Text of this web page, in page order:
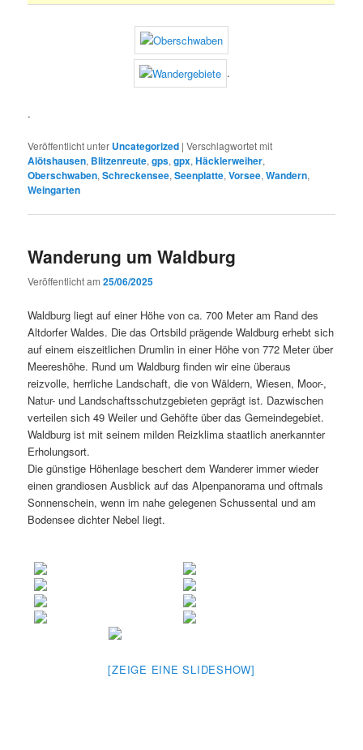
.
.
Veröffentlicht unter Uncategorized |Verschlagwortet mit
Alötshausen, Blitzenreute,gps,gpx,Häcklerweiher,
Oberschwaben,Schreckensee,Seenplatte,Vorsee,Wandern,
Weingarten
Wanderung um Waldburg
Veröffentlicht am25/06/2025
Waldburg liegt auf einer Höhe von ca. 700 Meter am Rand des
Altdorfer Waldes. Die das Ortsbild prägende Waldburg erhebt sich
auf einem eiszeitlichen Drumlin in einer Höhe von 772 Meter über
Meereshöhe. Rund um Waldburg finden wir eine überaus
reizvolle, herrliche Landschaft, die von Wäldern, Wiesen, Moor-,
Natur- und Landschaftsschutzgebieten geprägt ist. Dazwischen
verteilen sich 49 Weiler und Gehöfte über das Gemeindegebiet.
Waldburg ist mit seinem milden Reizklima staatlich anerkannter
Erholungsort.
Die günstige Höhenlage beschert dem Wanderer immer wieder
einen grandiosen Ausblick auf das Alpenpanorama und oftmals
Sonnenschein, wenn im nahe gelegenen Schussental und am
Bodensee dichter Nebel liegt.
[ZEIGE EINE SLIDESHOW]